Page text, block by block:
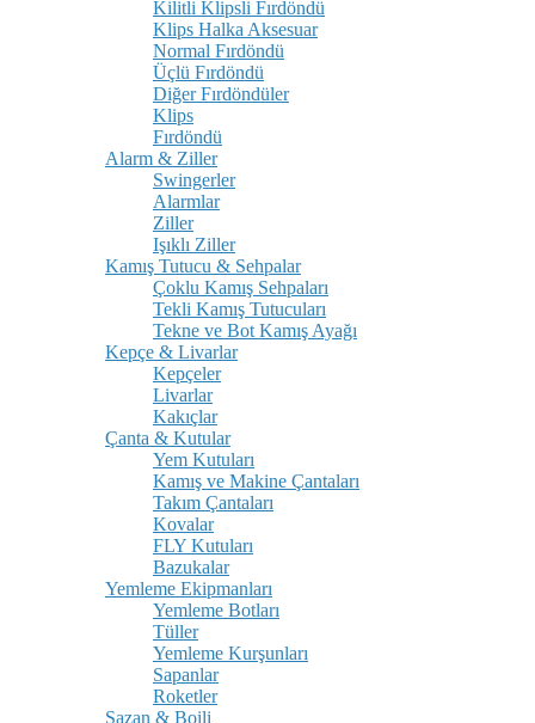
Kilitli Klipsli Fırdöndü
Klips Halka Aksesuar
Normal Fırdöndü
Üçlü Fırdöndü
Diğer Fırdöndüler
Klips
Fırdöndü
Alarm & Ziller
Swingerler
Alarmlar
Ziller
Işıklı Ziller
Kamış Tutucu & Sehpalar
Çoklu Kamış Sehpaları
Tekli Kamış Tutucuları
Tekne ve Bot Kamış Ayağı
Kepçe & Livarlar
Kepçeler
Livarlar
Kakıçlar
Çanta & Kutular
Yem Kutuları
Kamış ve Makine Çantaları
Takım Çantaları
Kovalar
FLY Kutuları
Bazukalar
Yemleme Ekipmanları
Yemleme Botları
Tüller
Yemleme Kurşunları
Sapanlar
Roketler
Sazan & Boili